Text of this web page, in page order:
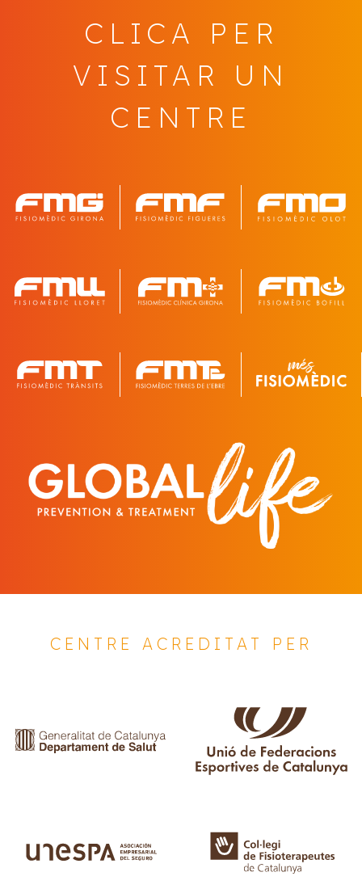
CLICA PER
VISITAR UN
CENTRE
CENTRE ACREDITAT PER